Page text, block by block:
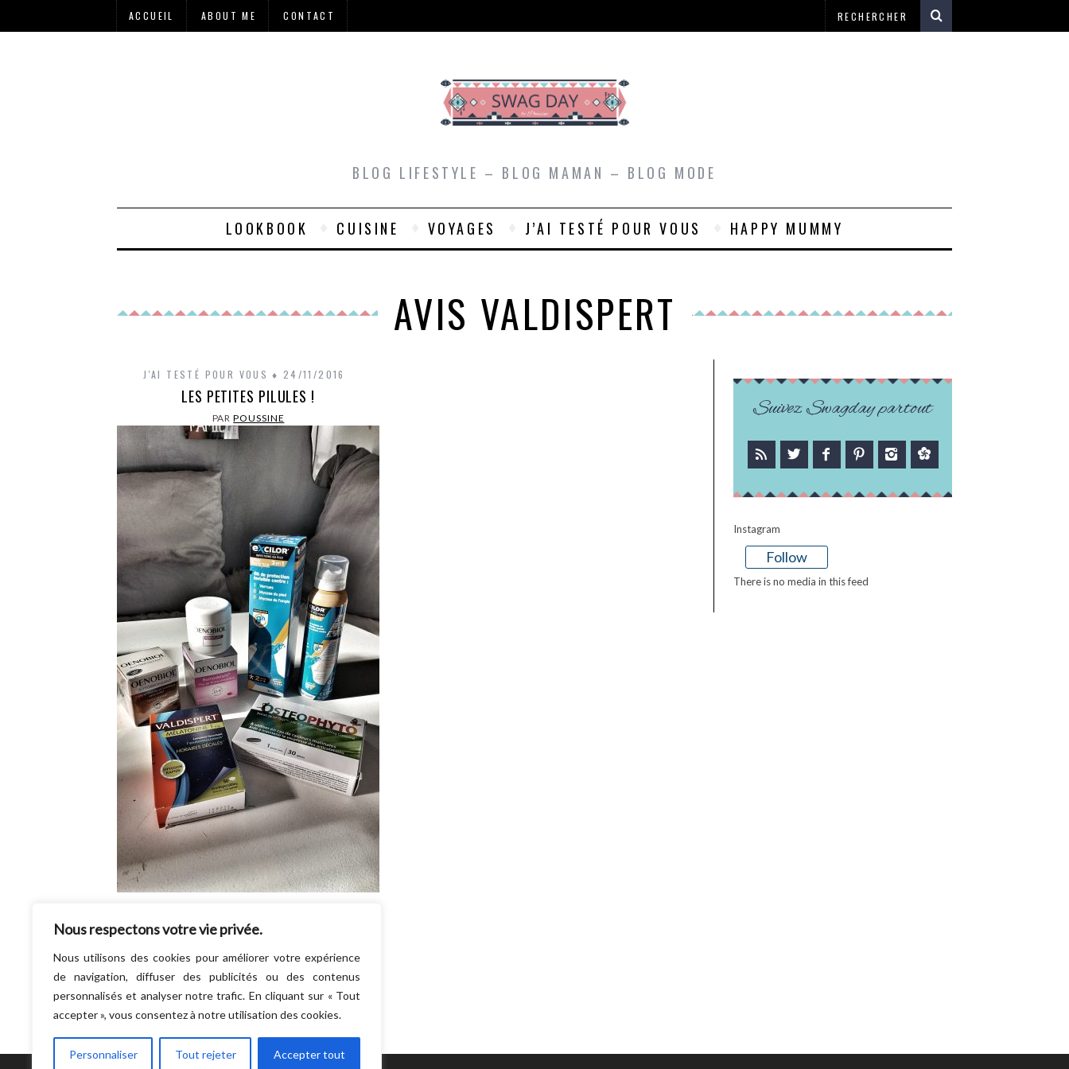
Nous respectons votre vie privée.
Nous utilisons des cookies pour améliorer votre expérience
de navigation, diffuser des publicités ou des contenus
personnalisés et analyser notre trafic. En cliquant sur « Tout
accepter », vous consentez à notre utilisation des cookies.
Personnaliser Tout rejeter Accepter tout
ACCUEIL ABOUT ME CONTACT
BLOG LIFESTYLE – BLOG MAMAN – BLOG MODE
LOOKBOOK CUISINE VOYAGES J’AI TESTÉ POUR VOUS HAPPY MUMMY
AVIS VALDISPERT
J'AI TESTÉ POUR VOUS 24/11/2016
LES PETITES PILULES !
PARPOUSSINE
bien. Il y a quelque temps, j’ai reçu de la part du
LIRE LA SUITE
Suivez Swagday partout
Instagram
Follow
There is no media in this feed